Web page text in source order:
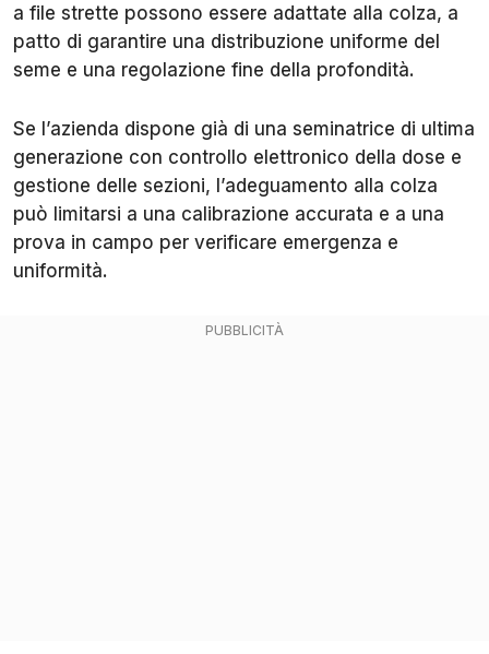
a file strette possono essere adattate alla colza, a
patto di garantire una distribuzione uniforme del
seme e una regolazione fine della profondità.
Se l’azienda dispone già di una seminatrice di ultima
generazione con controllo elettronico della dose e
gestione delle sezioni, l’adeguamento alla colza
può limitarsi a una calibrazione accurata e a una
prova in campo per verificare emergenza e
uniformità.